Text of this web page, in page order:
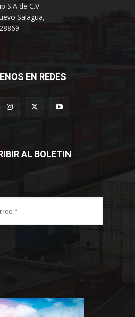
S.A de C.V
Salagua,
EN REDES
AL BOLETIN